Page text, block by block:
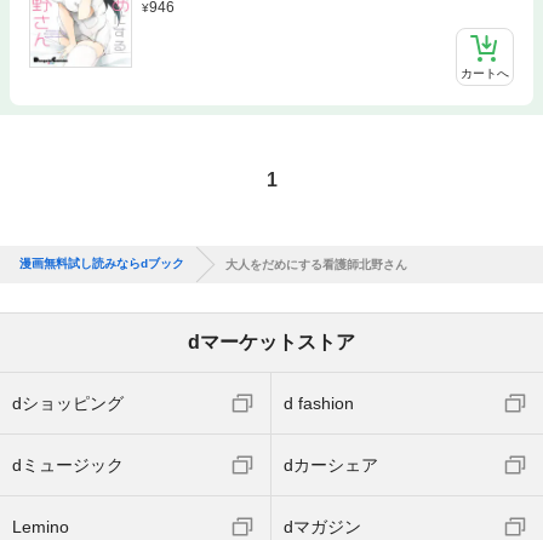
946
カートへ
1
漫画無料試し読みならdブック 大人をだめにする看護師北野さん
dマーケットストア
dショッピング d fashion
dミュージック dカーシェア
Lemino dマガジン